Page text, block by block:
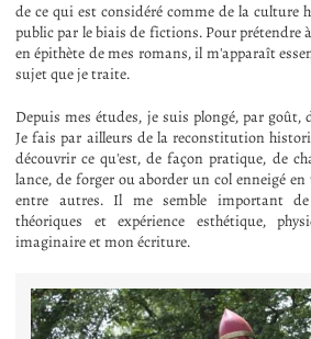
de ce qui est considéré comme de la culture
public par le biais de fictions. Pour prétendre
en épithète de mes romans, il m'apparaît
sujet que je traite.
Depuis mes études, je suis plongé, par goût,
Je fais par ailleurs de la reconstitution
découvrir ce qu'est, de façon pratique, de
lance, de forger ou aborder un col enneigé
entre autres. Il me semble important de
théoriques et expérience esthétique,
imaginaire et mon écriture.